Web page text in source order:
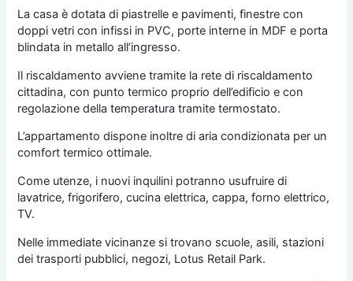
La casa è dotata di piastrelle e pavimenti, finestre con
doppi vetri con infissi in PVC, porte interne in MDF e porta
blindata in metallo all’ingresso.
Il riscaldamento avviene tramite la rete di riscaldamento
cittadina, con punto termico proprio dell’edificio e con
regolazione della temperatura tramite termostato.
L’appartamento dispone inoltre di aria condizionata per un
comfort termico ottimale.
Come utenze, i nuovi inquilini potranno usufruire di
lavatrice, frigorifero, cucina elettrica, cappa, forno elettrico,
TV.
Nelle immediate vicinanze si trovano scuole, asili, stazioni
dei trasporti pubblici, negozi, Lotus Retail Park.